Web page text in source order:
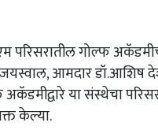
परिसरातीलगोल्फ
जयस्वाल,आमदारडॉ.आशिष
अकॅडमीद्वारेयासंस्थेचा
केल्या.